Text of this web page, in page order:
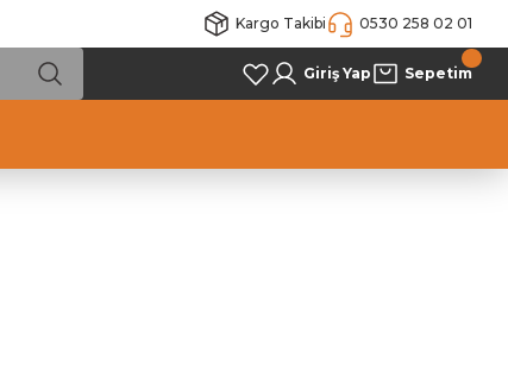
Kargo Takibi 0530 258 02 01
Giriş Yap Sepetim